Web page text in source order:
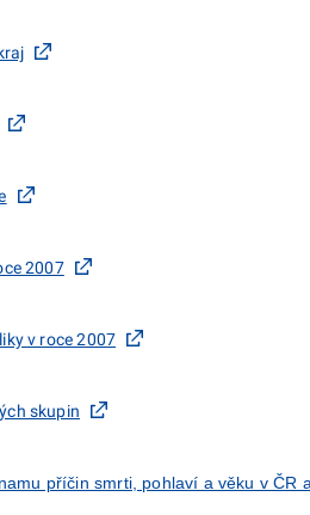
2007
v roce 2007
skupin
příčin smrti, pohlaví a věku v ČR